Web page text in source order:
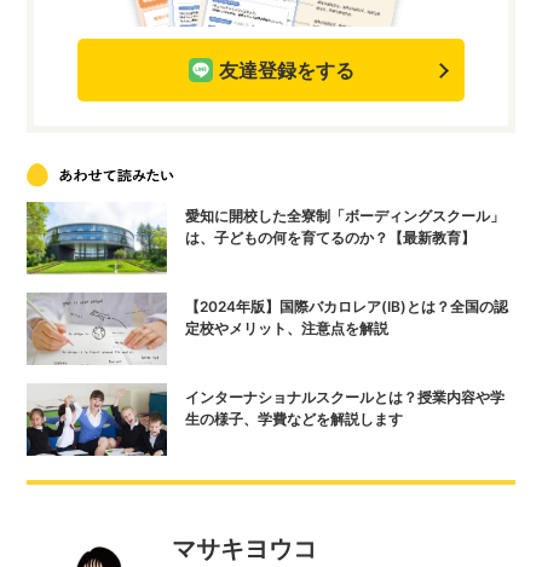
友達登録をする
愛知に開校した全寮制「ボーディングスクール」
は、子どもの何を育てるのか？【最新教育】
【2024年版】国際バカロレア(IB)とは？全国の認
定校やメリット、注意点を解説
インターナショナルスクールとは？授業内容や学
生の様子、学費などを解説します
マサキヨウコ